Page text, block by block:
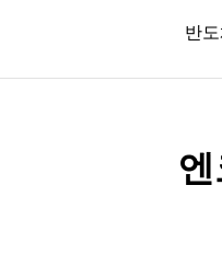
반도
엔